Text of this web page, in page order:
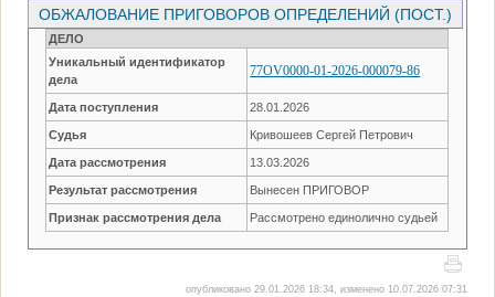
ОБЖАЛОВАНИЕ ПРИГОВОРОВ ОПРЕДЕЛЕНИЙ (ПОСТ.)
ДЕЛО
Уникальный идентификатор
дела
77OV0000-01-2026-000079-86
Дата поступления 28.01.2026
Судья Кривошеев Сергей Петрович
Дата рассмотрения 13.03.2026
Результат рассмотрения Вынесен ПРИГОВОР
Признак рассмотрения дела Рассмотрено единолично судьей
опубликовано 29.01.2026 18:34, изменено 10.07.2026 07:31